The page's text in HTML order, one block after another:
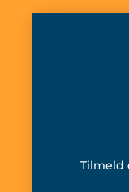
Tilmeld